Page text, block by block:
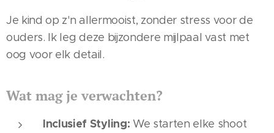
Je kind op z'n allermooist, zonder stress voor de
ouders. Ik leg deze bijzondere mijlpaal vast met
oog voor elk detail.
Wat mag je verwachten?
Inclusief Styling: We starten elke shoot